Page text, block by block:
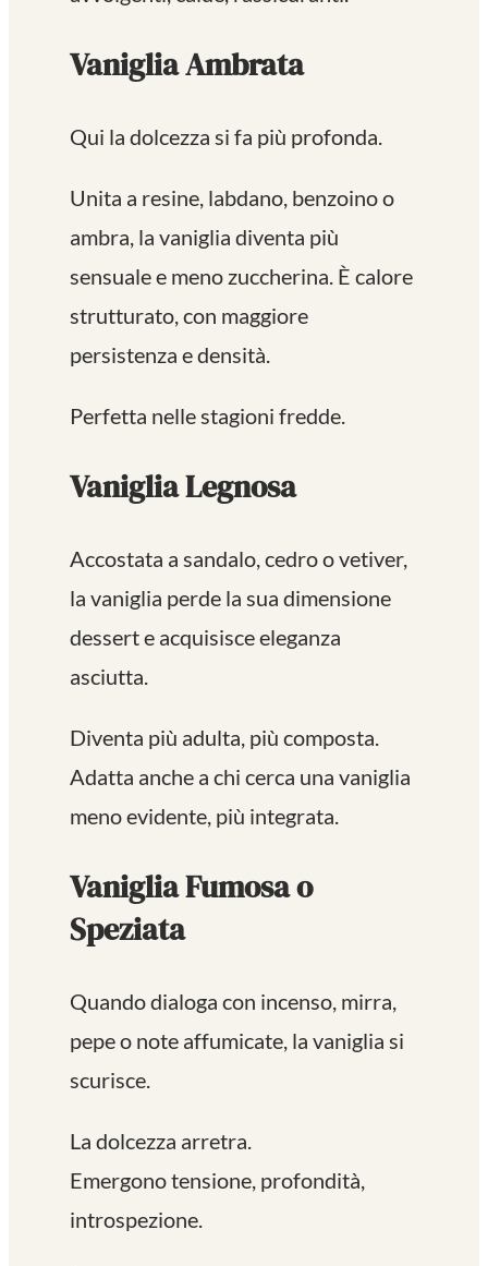
Vaniglia Ambrata
Qui la dolcezza si fa più profonda.
Unita a resine, labdano, benzoino o
ambra, la vaniglia diventa più
sensuale e meno zuccherina. È calore
strutturato, con maggiore
persistenza e densità.
Perfetta nelle stagioni fredde.
Vaniglia Legnosa
Accostata a sandalo, cedro o vetiver,
la vaniglia perde la sua dimensione
dessert e acquisisce eleganza
asciutta.
Diventa più adulta, più composta.
Adatta anche a chi cerca una vaniglia
meno evidente, più integrata.
Vaniglia Fumosa o
Speziata
Quando dialoga con incenso, mirra,
pepe o note affumicate, la vaniglia si
scurisce.
La dolcezza arretra.
Emergono tensione, profondità,
introspezione.